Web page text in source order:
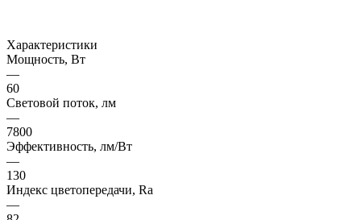
Характеристики
Мощность, Вт
—
60
Световой поток, лм
—
7800
Эффективность, лм/Вт
—
130
Индекс цветопередачи, Ra
—